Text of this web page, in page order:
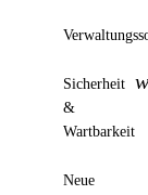
Sicherheit
&
Wartbarkeit
Neue